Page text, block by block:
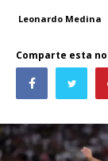
Leonardo Medina
Comparte esta